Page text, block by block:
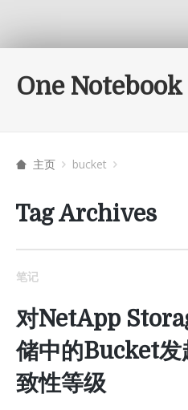
One Notebook
主页 bucket
Tag Archives
笔记
对NetApp
储中的Bucket发
致性等级